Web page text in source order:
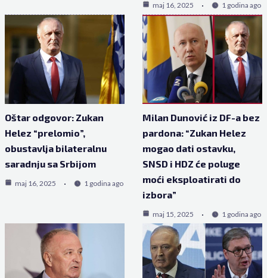
maj 16, 2025 1 godina ago
Oštar odgovor: Zukan
Helez “prelomio”,
obustavlja bilateralnu
saradnju sa Srbijom
maj 16, 2025 1 godina ago
Milan Dunović iz DF-a bez
pardona: “Zukan Helez
mogao dati ostavku,
SNSD i HDZ će poluge
moći eksploatirati do
izbora”
maj 15, 2025 1 godina ago